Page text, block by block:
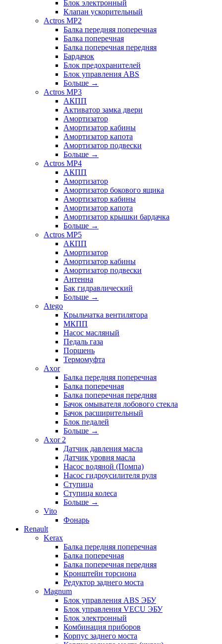
Блок электронный
Клапан ускорительный
Actros MP2
Балка передняя поперечная
Балка поперечная
Балка поперечная передняя
Бардачок
Блок предохранителей
Блок управления ABS
Больше →
Actros MP3
АКПП
Активатор замка двери
Амортизатор
Амортизатор кабины
Амортизатор капота
Амортизатор подвески
Больше →
Actros MP4
АКПП
Амортизатор
Амортизатор бокового ящика
Амортизатор кабины
Амортизатор капота
Амортизатор крышки бардачка
Больше →
Actros MP5
АКПП
Амортизатор
Амортизатор кабины
Амортизатор подвески
Антенна
Бак гидравлический
Больше →
Atego
Крыльчатка вентилятора
МКПП
Насос масляный
Педаль газа
Поршень
Термомуфта
Axor
Балка передняя поперечная
Балка поперечная
Балка поперечная передняя
Бачок омывателя лобового стекла
Бачок расширительный
Блок педалей
Больше →
Axor 2
Датчик давления масла
Датчик уровня масла
Насос водяной (Помпа)
Насос гидроусилителя руля
Ступица
Ступица колеса
Больше →
Vito
Фонарь
Renault
Kerax
Балка передняя поперечная
Балка поперечная
Балка поперечная передняя
Кронштейн торсиона
Редуктор заднего моста
Magnum
Блок управления ABS ЭБУ
Блок управления VECU ЭБУ
Блок электронный
Комбинация приборов
Корпус заднего моста